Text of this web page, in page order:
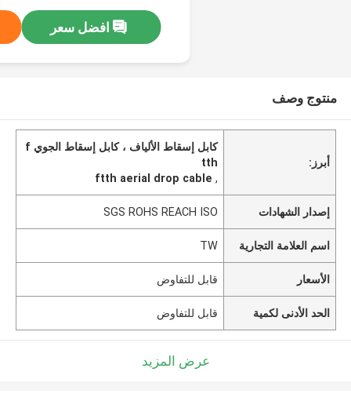
افضل سعر
منتوج وصف
أبرز:
كابل إسقاط الألياف ، كابل إسقاط الجوي f
tth
,
ftth aerial drop cable
إصدار الشهادات SGS ROHS REACH ISO
اسم العلامة التجارية TW
الأسعار قابل للتفاوض
الحد الأدنى لكمية قابل للتفاوض
عرض المزيد